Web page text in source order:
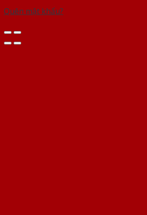
Quên mật khẩu?